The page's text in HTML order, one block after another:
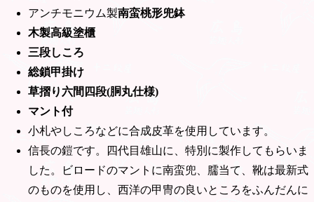
アンチモニウム製南蛮桃形兜鉢
木製高級塗櫃
三段しころ
総鎖甲掛け
草摺り六間四段(胴丸仕様)
マント付
小札やしころなどに合成皮革を使用しています。
信長の鎧です。四代目雄山に、特別に製作してもらいま
した。ビロードのマントに南蛮兜、臑当て、靴は最新式
のものを使用し、西洋の甲冑の良いところをふんだんに